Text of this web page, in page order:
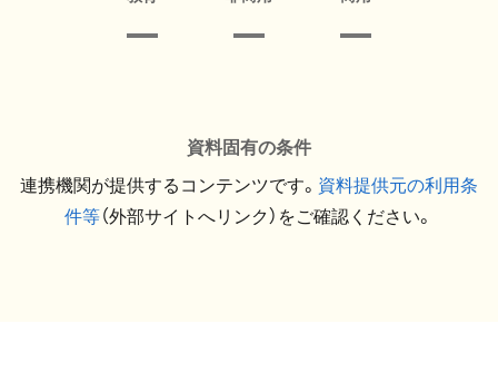
資料固有の条件
連携機関が提供するコンテンツです。 資料提供元の利用条
件等（外部サイトへリンク）をご確認ください。